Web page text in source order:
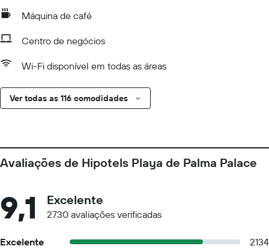
Máquina de café
Centro de negócios
Wi-Fi disponível em todas as áreas
Ver todas as 116 comodidades
Avaliações de Hipotels Playa de Palma Palace
9,1 Excelente
2730 avaliações verificadas
Excelente
2134